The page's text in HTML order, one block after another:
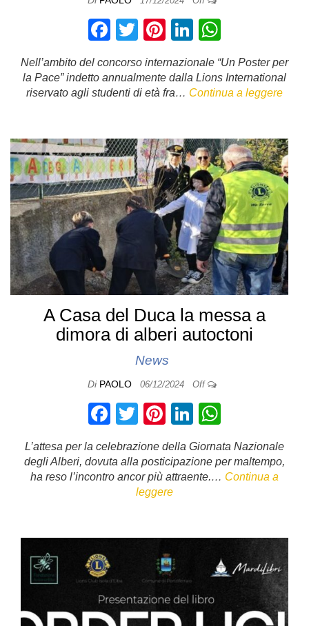
F
c
e
o
o
k
T
wi
tt
er
Pi
nt
er
e
Li
n
k
e
n
h
at
s
p
p
Nell’ambito del concorso internazionale “Un Poster per
la Pace” indetto annualmente dalla Lions International
riservato agli studenti di età fra… Continua a leggere
A Casa del Duca la messa a
dimora di alberi autoctoni
News
Di PAOLO 06/12/2024 Off
F
a
c
e
o
T
wi
tt
er
Pi
nt
er
e
st
Li
n
k
e
h
at
s
p
L’attesa per la celebrazione della Giornata Nazionale
degli Alberi, dovuta alla posticipazione per maltempo,
ha reso l’incontro ancor più attraente.… Continua a
leggere